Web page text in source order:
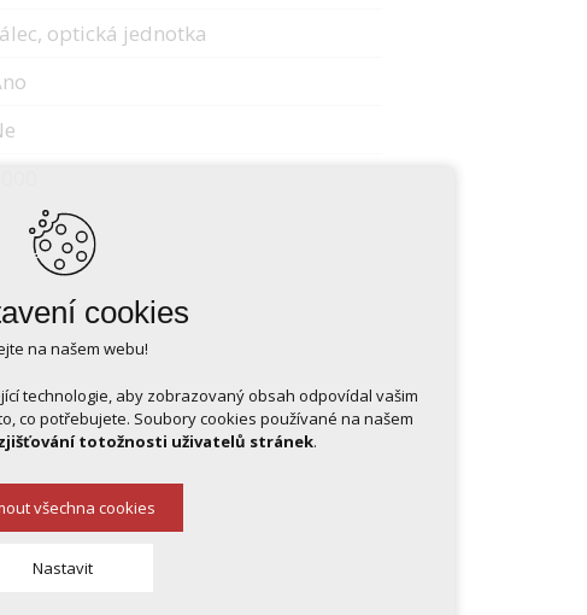
optická jednotka
cookies
na našem webu!
technologie, aby zobrazovaný obsah odpovídal vašim
co potřebujete. Soubory cookies používané na našem
totožnosti uživatelů stránek.
všechna cookies
Nastavit